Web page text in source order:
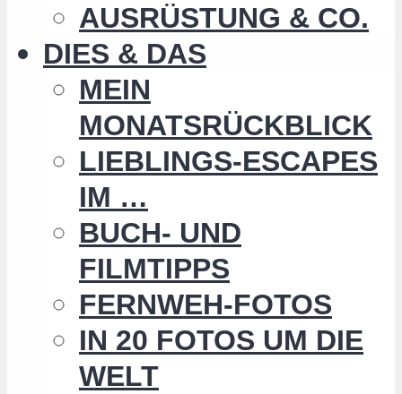
AUSRÜSTUNG & CO.
DIES & DAS
MEIN
MONATSRÜCKBLICK
LIEBLINGS-ESCAPES
IM …
BUCH- UND
FILMTIPPS
FERNWEH-FOTOS
IN 20 FOTOS UM DIE
WELT